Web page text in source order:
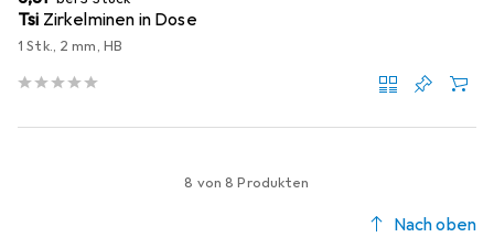
Tsi Zirkelminen in Dose
1 Stk., 2 mm, HB
8 von 8 Produkten
Nach oben